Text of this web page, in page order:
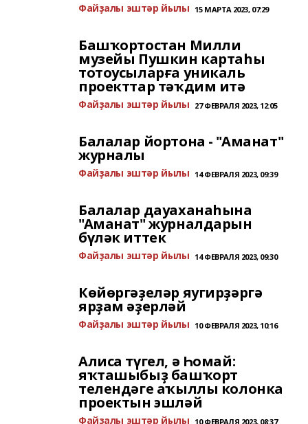
Файҙалы эштәр йылы 15 МАРТА 2023, 07:29
Башҡортостан Милли
музейы Пушкин картаһы
тотоусыларға уникаль
проекттар тәҡдим итә
Файҙалы эштәр йылы 27 ФЕВРАЛЯ 2023, 12:05
Балалар йортона - "Аманат"
журналы
Файҙалы эштәр йылы 14 ФЕВРАЛЯ 2023, 09:39
Балалар дауаханаһына
"Аманат" журналдарын
бүләк иттек
Файҙалы эштәр йылы 14 ФЕВРАЛЯ 2023, 09:30
Көйөргәҙеләр яугирҙәргә
ярҙам әҙерләй
Файҙалы эштәр йылы 10 ФЕВРАЛЯ 2023, 10:16
Алиса түгел, ә Һомай:
яҡташыбыҙ башҡорт
телендәге аҡыллы колонка
проектын эшләй
Файҙалы эштәр йылы 10 ФЕВРАЛЯ 2023, 08:37